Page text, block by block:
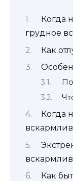
Когда
грудное
Как
Когда
Как